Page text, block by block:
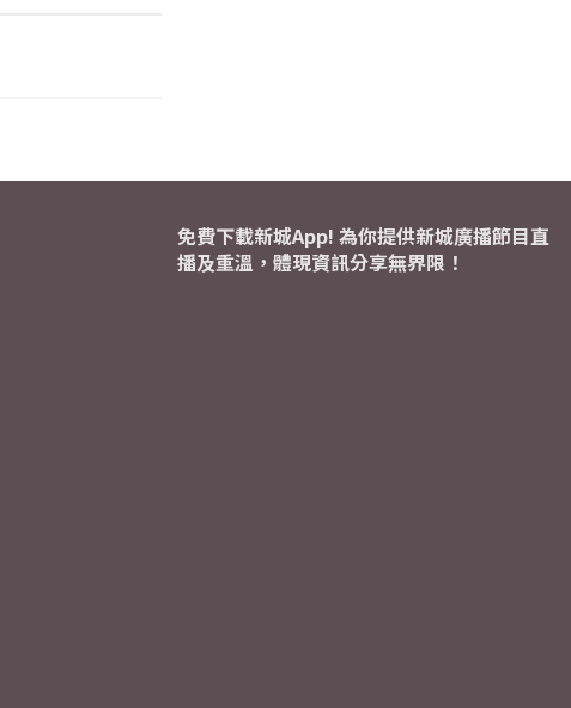
免費下載新城App! 為你提供新城廣播節目直
播及重溫，體現資訊分享無界限！